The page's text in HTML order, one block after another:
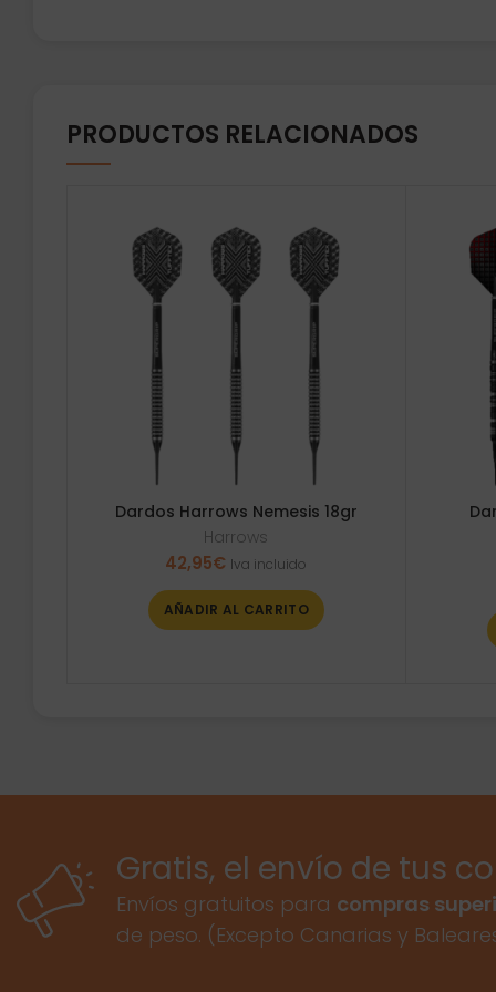
PRODUCTOS RELACIONADOS
Dardos Harrows Nemesis 18gr
Harrows
42,95€ Iva incluido
AÑADIR AL CARRITO
Gratis, el envío de tus
Envíos gratuitos para compras
de peso. (Excepto Canarias y